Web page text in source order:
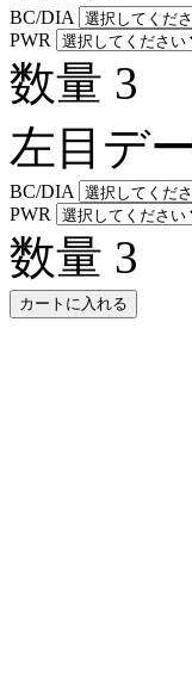
BC/DIA
PWR
数量 3
左目デ
BC/DIA
PWR
数量 3
カートに入れる